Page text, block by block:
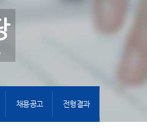
채용공고 전형결과